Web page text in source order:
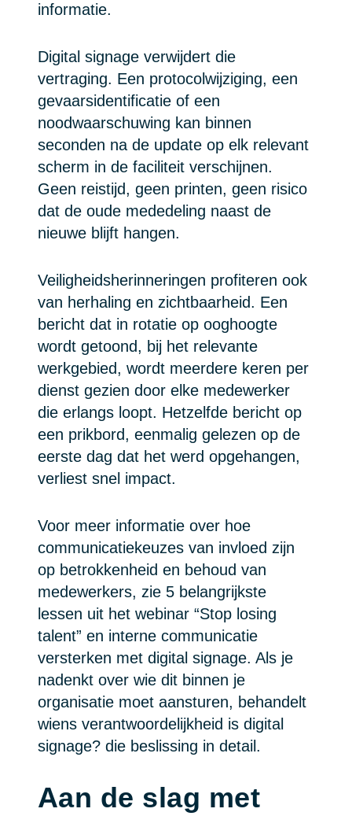
informatie.
Digital signage verwijdert die
vertraging. Een protocolwijziging, een
gevaarsidentificatie of een
noodwaarschuwing kan binnen
seconden na de update op elk relevant
scherm in de faciliteit verschijnen.
Geen reistijd, geen printen, geen risico
dat de oude mededeling naast de
nieuwe blijft hangen.
Veiligheidsherinneringen profiteren ook
van herhaling en zichtbaarheid. Een
bericht dat in rotatie op ooghoogte
wordt getoond, bij het relevante
werkgebied, wordt meerdere keren per
dienst gezien door elke medewerker
die erlangs loopt. Hetzelfde bericht op
een prikbord, eenmalig gelezen op de
eerste dag dat het werd opgehangen,
verliest snel impact.
Voor meer informatie over hoe
communicatiekeuzes van invloed zijn
op betrokkenheid en behoud van
medewerkers, zie 5 belangrijkste
lessen uit het webinar “Stop losing
talent” en interne communicatie
versterken met digital signage. Als je
nadenkt over wie dit binnen je
organisatie moet aansturen, behandelt
wiens verantwoordelijkheid is digital
signage? die beslissing in detail.
Aan de slag met